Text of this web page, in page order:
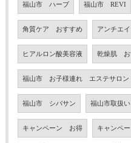
福山市 ハーブ 福山市 REVI
角質ケア おすすめ アンチエ
ヒアルロン酸美容液 乾燥肌 お
福山市 お子様連れ エステサロン
福山市 シバサン 福山市取扱
キャンペーン お得 キャンペ